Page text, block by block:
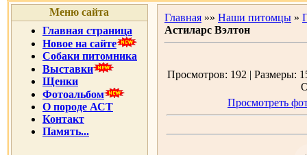
Меню сайта
Главная страница
Новое на сайте
Собаки питомника
Выставки
Щенки
Фотоальбом
О породе АСТ
Контакт
Память...
Главная »» Наши питомцы »
Астиларс Вэлтон
Просмотров: 192 | Размеры:
Просмотреть